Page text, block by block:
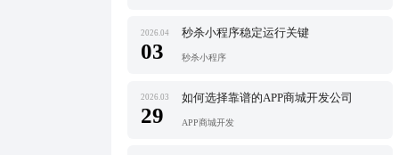
2026.04
03
秒杀小程序稳定运行关键
秒杀小程序
2026.03
29
如何选择靠谱的APP商城开发公司
APP商城开发